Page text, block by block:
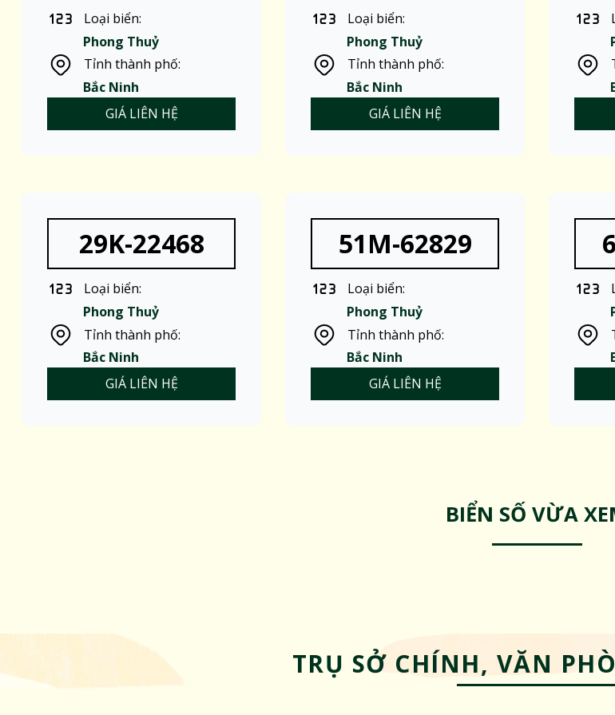
Loại biển:
Phong Thuỷ
Tỉnh thành phố:
Bắc Ninh
GIÁ LIÊN HỆ
Loại biển:
Phong Thuỷ
Tỉnh thành phố:
Bắc Ninh
GIÁ LIÊN HỆ
29K-22468
Loại biển:
Phong Thuỷ
Tỉnh thành phố:
Bắc Ninh
GIÁ LIÊN HỆ
51M-62829
Loại biển:
Phong Thuỷ
Tỉnh thành phố:
Bắc Ninh
GIÁ LIÊN HỆ
BIỂN SỐ VỪA
TRỤ SỞ CHÍNH, VĂN